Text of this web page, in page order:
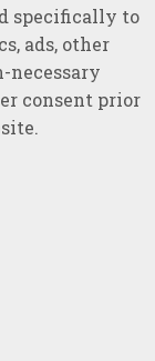
specifically to
ads, other
necessary
consent prior